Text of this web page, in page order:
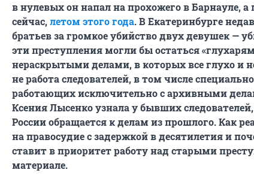
в нулевых он напал на прохожего в Барнауле, а
сейчас,летом этого года. В Екатеринбурге
братьев за громкое убийство двух девушек —
эти преступления могли бы остаться
нераскрытыми делами, в которых все глухо и
не работа следователей, в том числе
работающих исключительно с архивными
Ксения Лысенко узнала у бывших
России обращается к делам из прошлого. Как
на правосудие с задержкой в десятилетия и
ставит в приоритет работу над старыми
материале.